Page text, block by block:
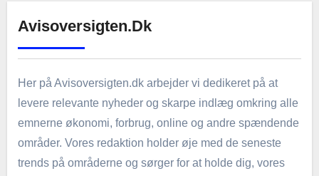
Avisoversigten.dk
Her på Avisoversigten.dk arbejder vi dedikeret på at
levere relevante nyheder og skarpe indlæg omkring alle
emnerne økonomi, forbrug, online og andre spændende
områder. Vores redaktion holder øje med de seneste
trends på områderne og sørger for at holde dig, vores